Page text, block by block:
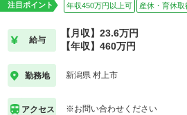
注目ポイント 年収450万円以上可 産休・育休取
給与
【月収】23.6万円
【年収】460万円
勤務地 新潟県 村上市
アクセス ※お問い合わせください